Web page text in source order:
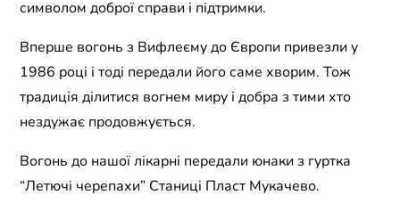
символом доброї справи і підтримки.
Вперше вогонь з Вифлеєму до Європи привезли у
1986 році і тоді передали його саме хворим. Тож
традиція ділитися вогнем миру і добра з тими хто
нездужає продовжується.
Вогонь до нашої лікарні передали юнаки з гуртка
“Летючі черепахи” Станиці Пласт Мукачево.